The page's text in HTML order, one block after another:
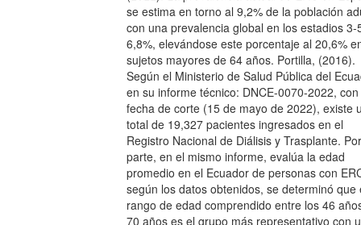
se estima en torno al 9,2% de la población
con una prevalencia global en los estadios 3-
6,8%, elevándose este porcentaje al 20,6%
sujetos mayores de 64 años. Portilla, (2016).
Según el Ministerio de Salud Pública del
en su informe técnico: DNCE-0070-2022, con
fecha de corte (15 de mayo de 2022), existe
total de 19,327 pacientes ingresados en el
Registro Nacional de Diálisis y Trasplante.
parte, en el mismo informe, evalúa la edad
promedio en el Ecuador de personas con
según los datos obtenidos, se determinó que
rango de edad comprendido entre los 46
70 años es el grupo más representativo con